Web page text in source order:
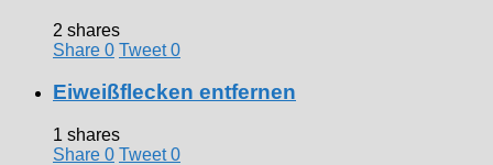
2 shares
Share 0 Tweet 0
Eiweißflecken entfernen
1 shares
Share 0 Tweet 0